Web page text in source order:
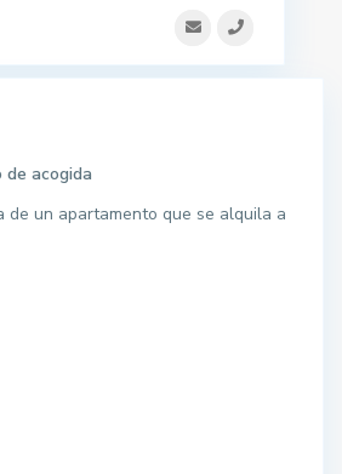
acogida
de un apartamento que se alquila a